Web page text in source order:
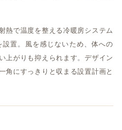
熱で温度を整える冷暖房システム
設置。風を感じないため、体への
上がりも抑えられます。デザイン
角にすっきりと収まる設置計画と